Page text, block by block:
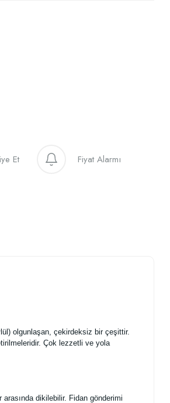
Et Fiyat Alarmı
olgunlaşan, çekirdeksiz bir çeşittir.
Çok lezzetli ve yola
dikilebilir. Fidan gönderimi